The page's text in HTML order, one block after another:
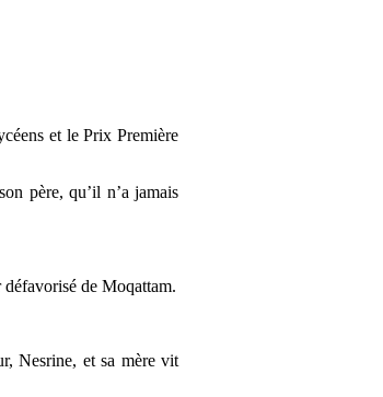
et le Prix Première
père, qu’il n’a jamais
de Moqattam.
Nesrine, et sa mère vit